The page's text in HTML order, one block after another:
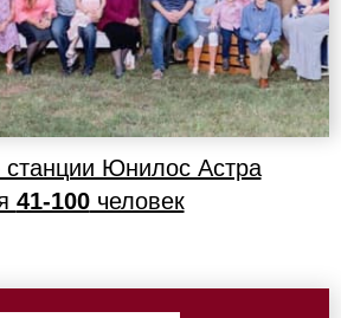
Юнилос Астра
41-100человек